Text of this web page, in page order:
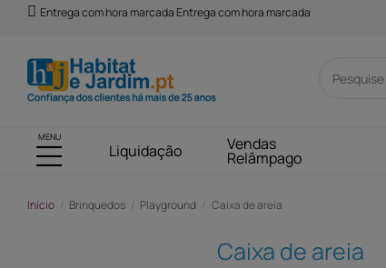
Entrega com hora marcada Entrega com hora marcada
MENU
Liquidação Vendas
Relâmpago
Início Brinquedos Playground Caixa de areia
Caixa de areia